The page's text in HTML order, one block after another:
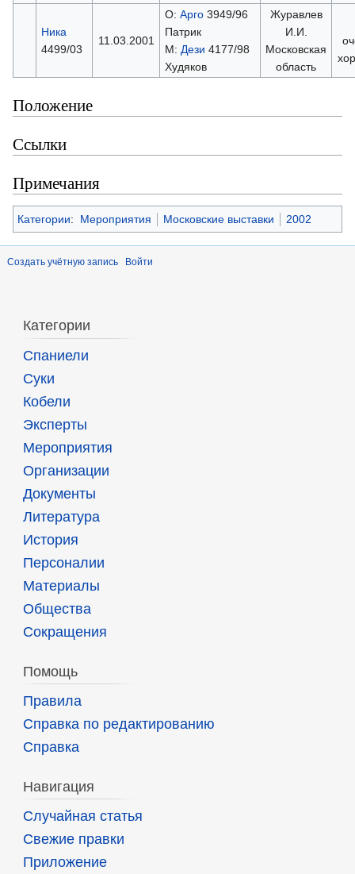
Ника
4499/03
11.03.2001
О: Арго3949/96
Патрик
М: Дези 4177/98
Худяков
Журавлев
И.И.
Московская
область
Положение
Ссылки
Примечания
Категории: Мероприятия Московские выставки 2002
Создать учётную запись Войти
Категории
Спаниели
Суки
Кобели
Эксперты
Мероприятия
Организации
Документы
Литература
История
Персоналии
Материалы
Общества
Сокращения
Помощь
Правила
Справка по редактированию
Справка
Навигация
Случайная статья
Свежие правки
Приложение